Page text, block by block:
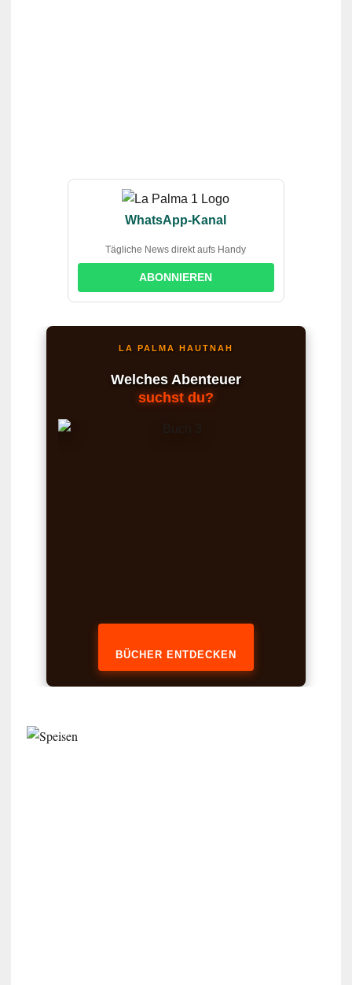
WhatsApp-Kanal
Tägliche News direkt aufs Handy
ABONNIEREN
LA PALMA HAUTNAH
Welches Abenteuer
suchst du?
BÜCHER ENTDECKEN